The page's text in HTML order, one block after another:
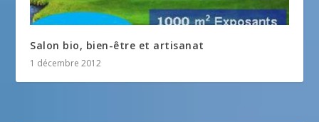
Salon bio, bien-être et artisanat
1 décembre 2012